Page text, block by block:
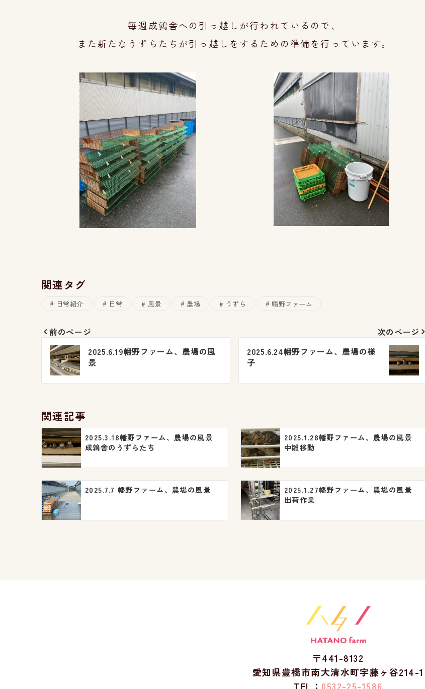
毎週成鶉舎への引っ越しが行われているので、
また新たなうずらたちが引っ越しをするための準備を行って います。
関連タグ
日常紹介 日常 風景 農場 うずら 幡野ファーム
投
稿
ナ
ゲ
ー
シ
ョ
ン
前のページ
2025.6.19幡野ファーム、農場の風
景
次のページ
2025.6.24幡野ファーム、農場の様
子
関連記事
2025.3.18幡野ファーム、農場の風景
成鶉舎のうずらたち
2025.1.28幡野ファーム、農場の風景
中雛移動
2025.7.7 幡野ファーム、農場の風景
2025.1.27幡野ファーム、農場の風景
出荷作業
〒441-8132
愛知県豊橋市南大清水町字藤ヶ谷214-1
TEL： 0532-25-1586